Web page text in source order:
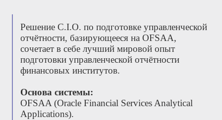
Решение С.І.О. по подготовке управленческой
отчётности, базирующееся на OFSAA,
сочетает в себе лучший мировой опыт
подготовки управленческой отчётности
финансовых институтов.
Основа системы:
OFSAA (Oracle Financial Services Analytical
Applications).